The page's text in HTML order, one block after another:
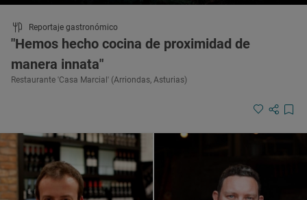
Reportaje gastronómico
"Hemos hecho cocina de proximidad de
manera innata"
Restaurante 'Casa Marcial' (Arriondas, Asturias)